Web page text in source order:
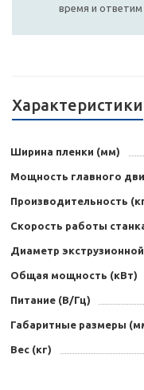
время и
Характеристики
Ширина пленки (мм)
Мощность главного
Производительность
Скорость работы
Диаметр
Общая мощность (кВт)
Питание (В/Гц)
Габаритные размеры
Вес (кг)